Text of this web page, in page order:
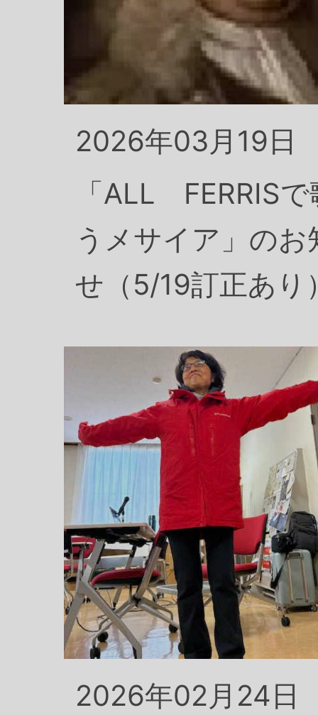
2026年03月19日
「ALL FERRISで
うメサイア」のお
せ（5/19訂正あり
2026年02月24日